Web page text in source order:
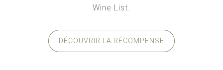
Wine List.
DÉCOUVRIR LA RÉCOMPENSE